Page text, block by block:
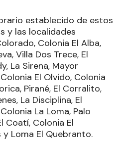
establecido de estos
y las localidades
Colonia El Alba,
Villa Dos Trece, El
La Sirena, Mayor
Colonia El Olvido, Colonia
Pirané, El Corralito,
La Disciplina, El
La Loma, Palo
Coatí, Colonia El
Loma El Quebranto.